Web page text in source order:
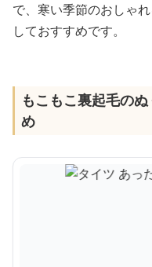
で、寒い季節のおしゃ
しておすすめです。
もこもこ裏起毛の
め